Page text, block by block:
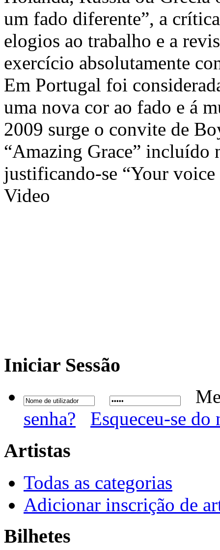
um fado diferente”, a
elogios ao trabalho e a
exercício absolutamente
Em Portugal foi
uma nova cor ao fado e á
2009 surge o convite de
“Amazing Grace” incluído
justificando-se “Your
Video
Iniciar Sessão
senha?
Esqueceu-se
Artistas
Todas as categorias
Adicionar inscrição de
Bilhetes